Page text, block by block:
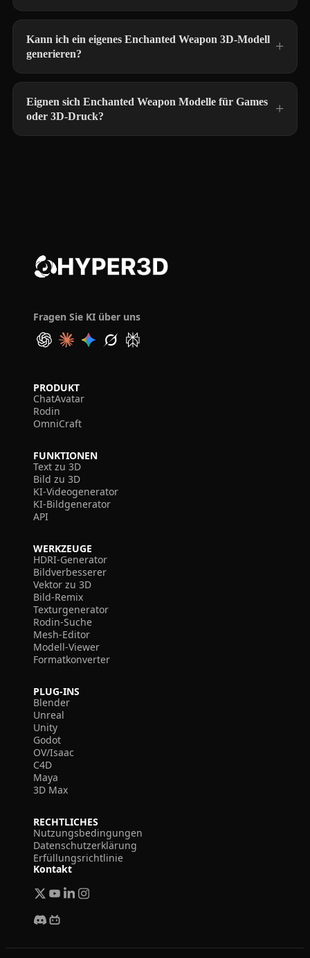
Kann ich ein eigenes Enchanted Weapon 3D-Modell
generieren?
Eignen sich Enchanted Weapon Modelle für Games
oder 3D-Druck?
Fragen Sie KI über uns
PRODUKT
ChatAvatar
Rodin
OmniCraft
FUNKTIONEN
Text zu 3D
Bild zu 3D
KI-Videogenerator
KI-Bildgenerator
API
WERKZEUGE
HDRI-Generator
Bildverbesserer
Vektor zu 3D
Bild-Remix
Texturgenerator
Rodin-Suche
Mesh-Editor
Modell-Viewer
Formatkonverter
PLUG-INS
Blender
Unreal
Unity
Godot
OV/Isaac
C4D
Maya
3D Max
RECHTLICHES
Nutzungsbedingungen
Datenschutzerklärung
Erfüllungsrichtlinie
Kontakt